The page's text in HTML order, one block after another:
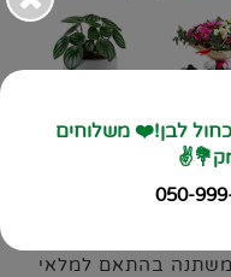
משתנה בהתאם למלאי
לבן!❤️ משלוחים